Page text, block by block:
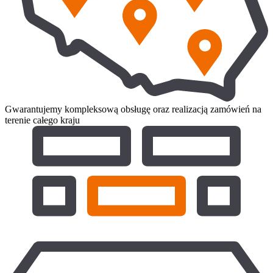
Gwarantujemy kompleksową obsługę oraz realizacją zamówień na
terenie całego kraju